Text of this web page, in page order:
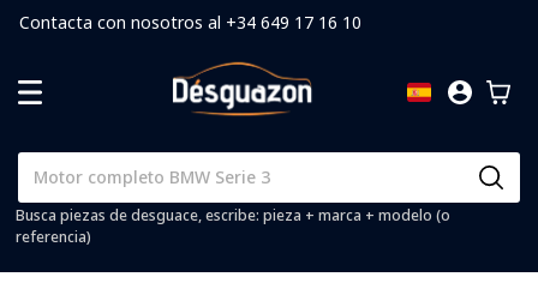
Contacta con nosotros al +34 649 17 16 10
Busca piezas de desguace, escribe: pieza + marca + modelo (o
referencia)